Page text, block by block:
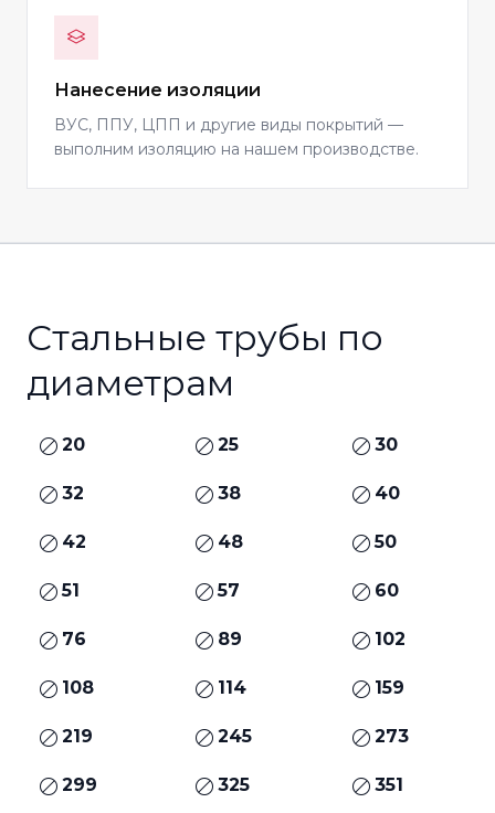
Нанесение изоляции
ВУС, ППУ, ЦПП и другие виды покрытий —
выполним изоляцию на нашем производстве.
Стальные трубы по
диаметрам
20 25 30
32 38 40
42 48 50
51 57 60
76 89 102
108 114 159
219 245 273
299 325 351